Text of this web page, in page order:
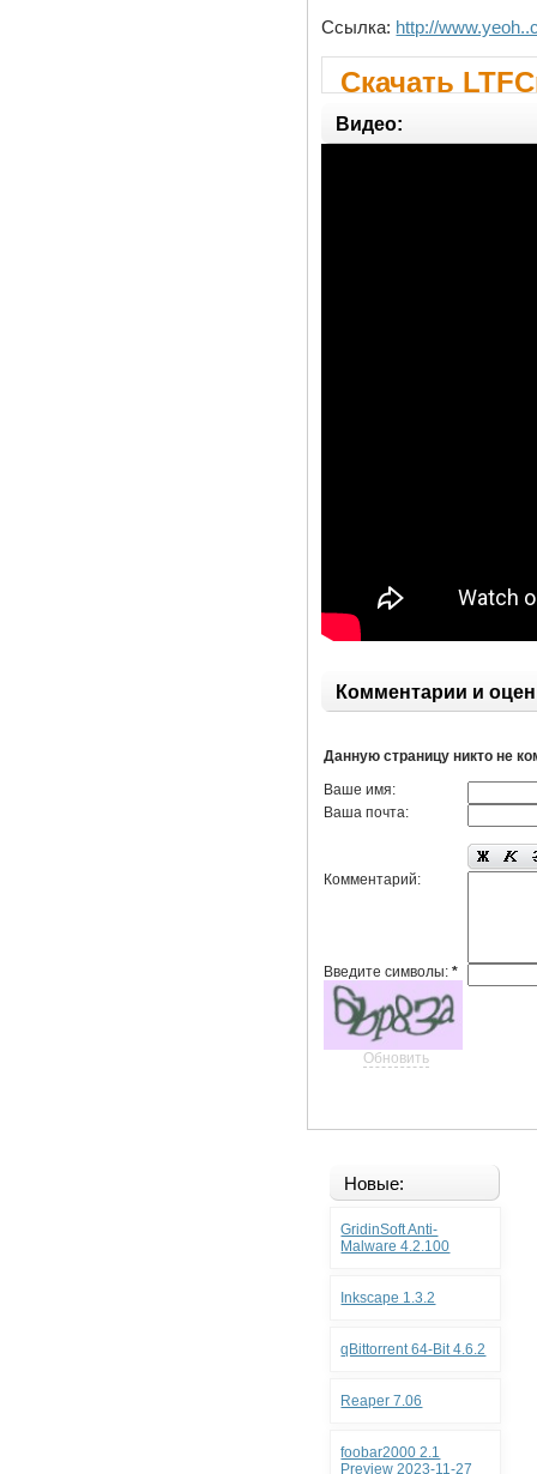
Ссылка: http://
Скачать
Видео:
Комментарии и
Данную страницу никто не
Ваше имя:
Ваша почта:
Комментарий:
Введите символы:*
Обновить
Новые:
GridinSoft Anti-
Malware 4.2.100
Inkscape 1.3.2
qBittorrent 64-Bit 4.6.2
Reaper 7.06
foobar2000 2.1
Preview 2023-11-27